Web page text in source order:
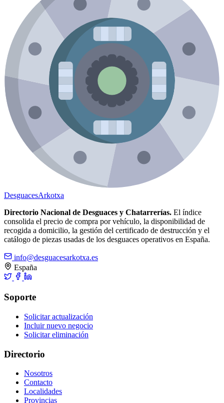
DesguacesArkotxa
Directorio Nacional de Desguaces y Chatarrerías. El índice
consolida el precio de compra por vehículo, la disponibilidad de
recogida a domicilio, la gestión del certificado de destrucción y el
catálogo de piezas usadas de los desguaces operativos en España.
info@desguacesarkotxa.es
España
Soporte
Solicitar actualización
Incluir nuevo negocio
Solicitar eliminación
Directorio
Nosotros
Contacto
Localidades
Provincias